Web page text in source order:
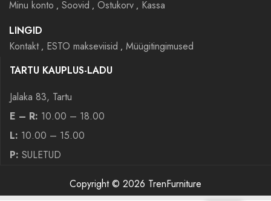
Minu konto
Soovid Ostukorv
Kassa
LINGID
Kontakt
ESTO makseviisid
Müügitingimused
TARTU KAUPLUS-LADU
Jalaka 83, Tartu
E – R: 10.00 – 18.00
L: 10.00 – 15.00
P: SULETUD
Copyright © 2026 TrenFurniture